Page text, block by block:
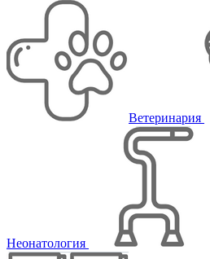
Ветеринария
Неонатология